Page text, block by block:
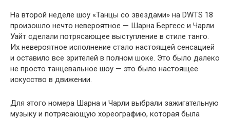
На второй неделе шоу «Танцы со звездами» на DWTS 18
произошло нечто невероятное — Шарна Бергесс и Чарли
Уайт сделали потрясающее выступление в стиле танго.
Их невероятное исполнение стало настоящей сенсацией
и оставило все зрителей в полном шоке. Это было далеко
не просто танцевальное шоу — это было настоящее
искусство в движении.
Для этого номера Шарна и Чарли выбрали зажигательную
музыку и потрясающую хореографию, которая была